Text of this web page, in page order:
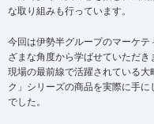
な取り組みも行っています。
今回は伊勢半グループのマーケテ
ざまな角度から学ばせていただき
現場の最前線で活躍されている
ク」シリーズの商品を実際に手
でした。